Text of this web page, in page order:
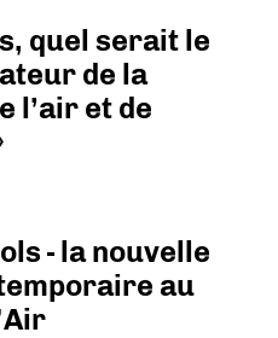
quel serait le
de la
l’air et de
- la nouvelle
au